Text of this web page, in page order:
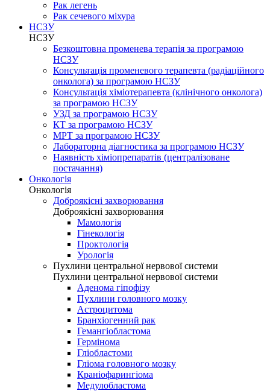
Рак легень
Рак сечевого міхура
НСЗУ
НСЗУ
Безкоштовна променева терапія за програмою
НСЗУ
Консультація променевого терапевта (радіаційного
онколога) за програмою НСЗУ
Консультація хіміотерапевта (клінічного онколога)
за програмою НСЗУ
УЗД за програмою НСЗУ
КТ за програмою НСЗУ
МРТ за програмою НСЗУ
Лабораторна діагностика за програмою НСЗУ
Наявність хіміопрепаратів (централізоване
постачання)
Онкологія
Онкологія
Доброякісні захворювання
Доброякісні захворювання
Мамологія
Гінекологія
Проктологія
Урологія
Пухлини центральної нервової системи
Пухлини центральної нервової системи
Аденома гіпофізу
Пухлини головного мозку
Астроцитома
Бранхіогенний рак
Гемангіобластома
Гермінома
Гліобластоми
Гліома головного мозку
Краніофарингіома
Медулобластома